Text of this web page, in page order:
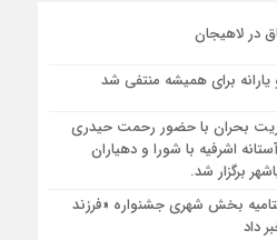
پیکر مطهر آقای شهید ایران – مشهد
شهید ایران – مشهد
در لاهیجان
برای همیشه منتفی شد
بحران با حضور رحمت حیدری
اشرفیه با شورا و دهیاران
برگزار شد.
بخش شهری جشنواره «فرزند
داد